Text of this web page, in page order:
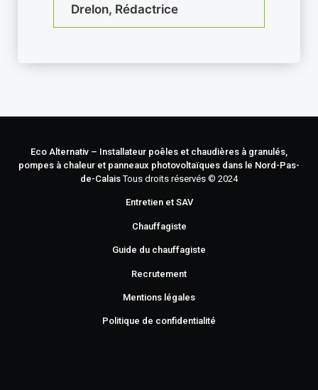
Drelon, Rédactrice
Eco Alternativ – Installateur poêles et chaudières à granulés,
pompes à chaleur et panneaux photovoltaïques dans le Nord-Pas-
de-CalaisTous droits réservés © 2024
Entretien et SAV
Chauffagiste
Guide du chauffagiste
Recrutement
Mentions légales
Politique de confidentialité